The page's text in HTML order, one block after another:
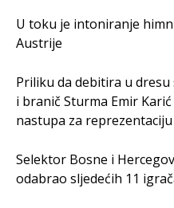
U toku je intoniranje
Austrije
Priliku da debitira u
i branič Sturma Emir
nastupa za reprezentaciju
Selektor Bosne i
odabrao sljedećih 11